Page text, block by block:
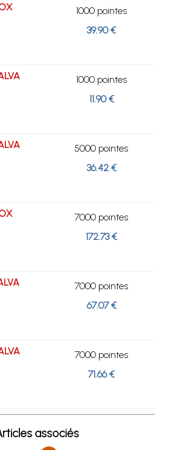
1000 pointes
39.90 €
1000 pointes
11.90 €
5000 pointes
36.42 €
7000 pointes
172.73 €
7000 pointes
67.07 €
7000 pointes
71.66 €
associés